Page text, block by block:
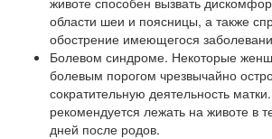
области шеи и поясницы, а также
обострение имеющегося
Болевом синдроме. Некоторые
болевым порогом чрезвычайно
сократительную деятельность
рекомендуется лежать на животе в
дней после родов.